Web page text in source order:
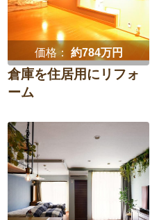
価格： 約784万円
倉庫を住居用にリフォ
ーム